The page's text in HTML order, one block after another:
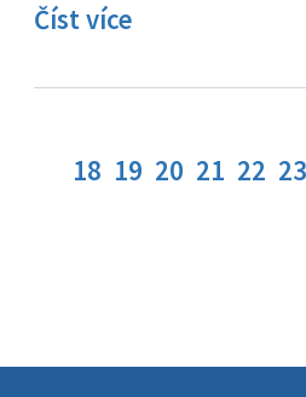
Číst více
18 19 20 21 22 23